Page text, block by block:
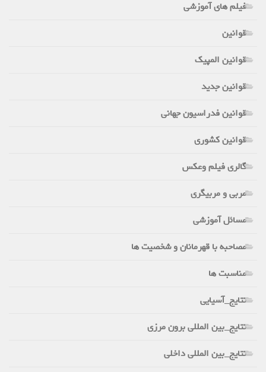
فیلم های آموزشی
قوانین
قوانین المپیک
قوانین جدید
قوانین فدراسیون جهانی
قوانین کشوری
گالری فیلم وعکس
مربی و مربیگری
مسائل آموزشی
مصاحبه با قهرمانان و شخصیت ها
مناسبت ها
نتایج_آسیایی
نتایج_بین المللی برون مرزی
نتایج_بین المللی داخلی